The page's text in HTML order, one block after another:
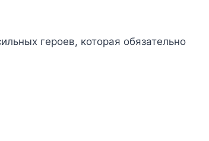
героев, которая обязательно